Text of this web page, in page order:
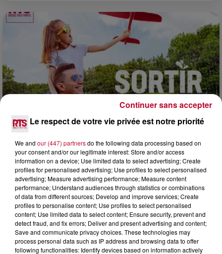
7 août 2026
NOS IDÉES DE SORTIE POUR CE WEEK-END
Comme tous les vendredis, voici une petite sélection des
rendez-vous à ne pas manquer dans le coin. Que vous ayez
envie de voyager à l'autre bout du monde,...
Le respect de votre vie privée est notre priorité
We and our (447) partnersdo the following data processing based on
your consent and/or our legitimate interest: Store and/or access
information on a device; Use limited data to select advertising; Create
profiles for personalised advertising; Use profiles to select personalised
advertising; Measure advertising performance; Measure content
performance; Understand audiences through statistics or combinations
of data from different sources; Develop and improve services; Create
profiles to personalise content; Use profiles to select personalised
content; Use limited data to select content; Ensure security, prevent and
detect fraud, and fix errors; Deliver and present advertising and content;
Save and communicate privacy choices. These technologies may
process personal data such as IP address and browsing data to offer
following functionalities: Identify devices based on information actively
Continuer sans accepter